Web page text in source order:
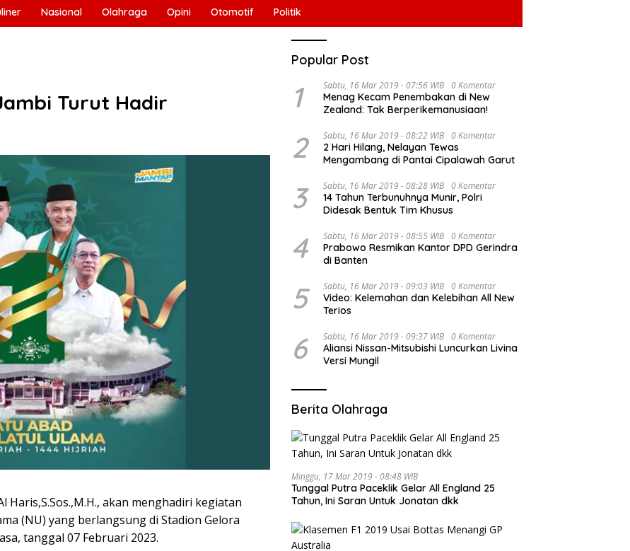
Nasional Olahraga Opini Otomotif Politik
Turut Hadir
Haris,S.Sos.,M.H., akan menghadiri kegiatan
(NU) yang berlangsung di Stadion Gelora
tanggal 07 Februari 2023.
Popular Post
1 Sabtu, 16 Mar 2019 - 07:56 WIB 0 Komentar
Menag Kecam Penembakan di New
Zealand: Tak Berperikemanusiaan!
2 Sabtu, 16 Mar 2019 - 08:22 WIB 0 Komentar
2 Hari Hilang, Nelayan Tewas
Mengambang di Pantai Cipalawah Garut
3 Sabtu, 16 Mar 2019 - 08:28 WIB 0 Komentar
14 Tahun Terbunuhnya Munir, Polri
Didesak Bentuk Tim Khusus
4 Sabtu, 16 Mar 2019 - 08:55 WIB 0 Komentar
Prabowo Resmikan Kantor DPD Gerindra
di Banten
5 Sabtu, 16 Mar 2019 - 09:03 WIB 0 Komentar
Video: Kelemahan dan Kelebihan All New
Terios
6 Sabtu, 16 Mar 2019 - 09:37 WIB 0 Komentar
Aliansi Nissan-Mitsubishi Luncurkan Livina
Versi Mungil
Berita Olahraga
Minggu, 17 Mar 2019 - 08:48 WIB
Tunggal Putra Paceklik Gelar All England 25
Tahun, Ini Saran Untuk Jonatan dkk